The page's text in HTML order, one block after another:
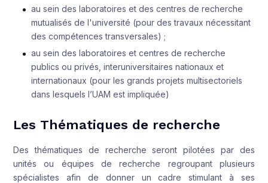
au sein des laboratoires et des centres de recherche
mutualisés de l'université (pour des travaux nécessitant
des compétences transversales) ;
au sein des laboratoires et centres de recherche
publics ou privés, interuniversitaires nationaux et
internationaux (pour les grands projets multisectoriels
dans lesquels l’UAM est impliquée)
Les Thématiques de recherche
Des thématiques de recherche seront pilotées par des
unités ou équipes de recherche regroupant plusieurs
spécialistes afin de donner un cadre stimulant à ses